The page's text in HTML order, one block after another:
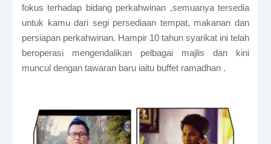
fokus terhadap bidang perkahwinan ,semuanya tersedia
untuk kamu dari segi persediaan tempat, makanan dan
persiapan perkahwinan. Hampir 10 tahun syarikat ini telah
beroperasi mengendalikan pelbagai majlis dan kini
muncul dengan tawaran baru iaitu buffet ramadhan .